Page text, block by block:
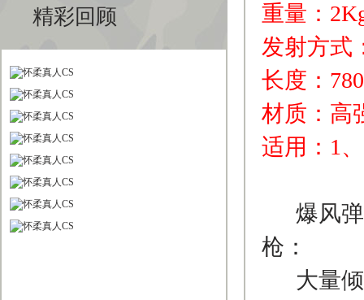
精彩回顾
重量：
发射方式
长度：
材质：高
适用：1
爆风弹
枪：
大量倾